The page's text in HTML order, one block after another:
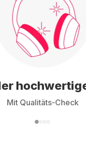
Mit Qualitäts-Check